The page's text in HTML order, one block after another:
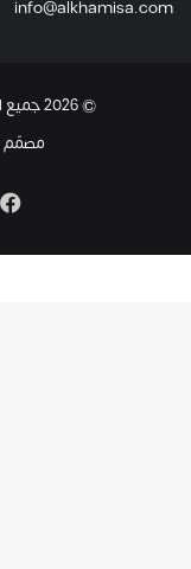
info@alkhamisa.com
© 2026 جميع الحقوق محفوظة.
مصمّم